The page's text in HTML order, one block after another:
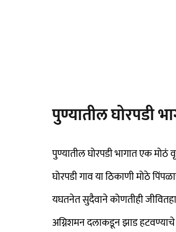
पुण्यातील घोरपडी
पुण्यातील घोरपडी भागात एक
घोरपडी गाव या ठिकाणी मोठे
यघतनेत सुदैवाने कोणतीही
अग्निशमन दलाकडून झाड